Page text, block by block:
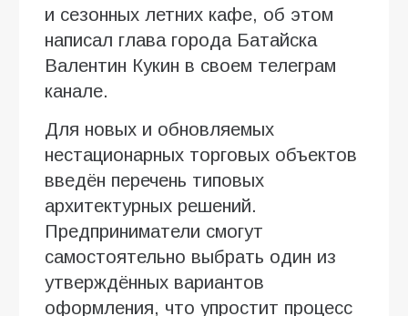
и сезонных летних кафе, об этом
написал глава города Батайска
Валентин Кукин в своем телеграм
канале.
Для новых и обновляемых
нестационарных торговых объектов
введён перечень типовых
архитектурных решений.
Предприниматели смогут
самостоятельно выбрать один из
утверждённых вариантов
оформления, что упростит процесс